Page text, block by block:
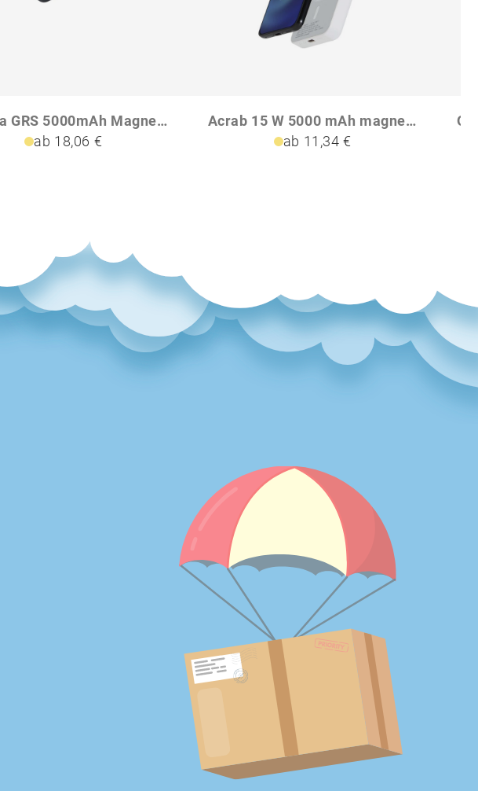
Optima GRS 5000mAh Magnetic Powerbank
ab 18,06 €
Acrab 15 W 5000 mAh magnetische kabellose Powerbank mit 20 W PD aus recyceltem Kunststoff
ab 11,34 €